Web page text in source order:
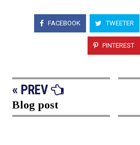
FACEBOOK TWEETER
PINTEREST
« PREV
Blog post